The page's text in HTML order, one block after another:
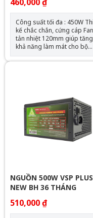
Công suất tối đa : 450W Thiết
kế chắc chắn, cứng cáp Fan
tản nhiệt 120mm giúp tăng
khả năng làm mát cho bộ
nguồn Phù hợp: Cấu hình phổ
thông, văn phòng
NGUỒN 500W VSP PLUS
NEW BH 36 THÁNG
510,000 ₫